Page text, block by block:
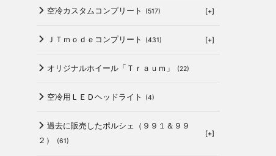
空冷カスタムコンプリート (517) [+]
ＪＴｍｏｄｅコンプリート (431) [+]
オリジナルホイール「Ｔｒａｕｍ」 (22)
空冷用ＬＥＤヘッドライト (4)
過去に販売したポルシェ（９９１＆９９
２）
(61)
[+]